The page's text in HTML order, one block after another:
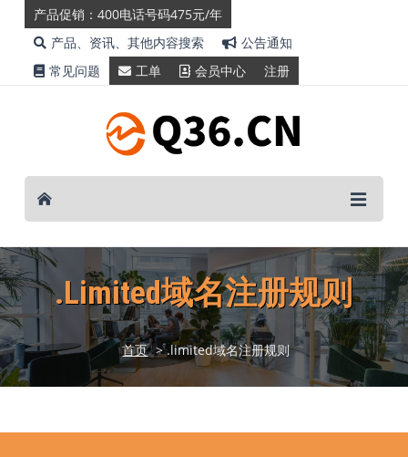
产品促销：400电话号码475元/年
产品、资讯、其他内容搜索
公告通知
常见问题
工单 会员中心 注册
.limited域名注册规则
首页 > .limited域名注册规则